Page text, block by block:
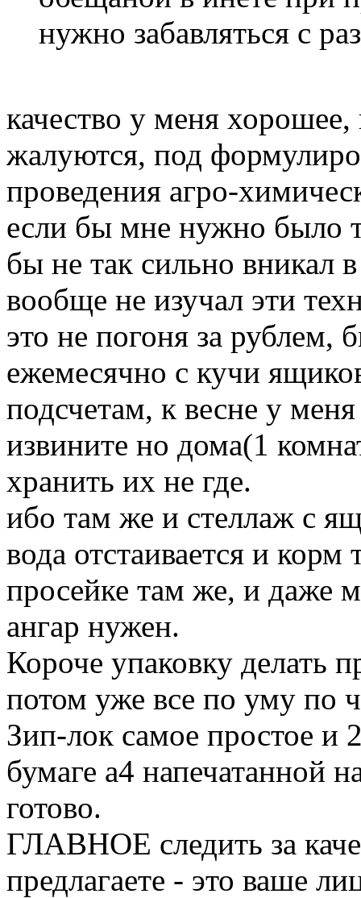
нужно забавляться с
качество у меня
жалуются, под
проведения агро-
если бы мне нужно было
бы не так сильно вникал
вообще не изучал эти
это не погоня за рублем,
ежемесячно с кучи
подсчетам, к весне у
извините но дома(1
хранить их не где.
ибо там же и стеллаж с
вода отстаивается и
просейке там же, и даже
ангар нужен.
Короче упаковку делать
потом уже все по уму по
Зип-лок самое простое и
бумаге а4 напечатанной
готово.
ГЛАВНОЕ следить за
предлагаете - это ваше